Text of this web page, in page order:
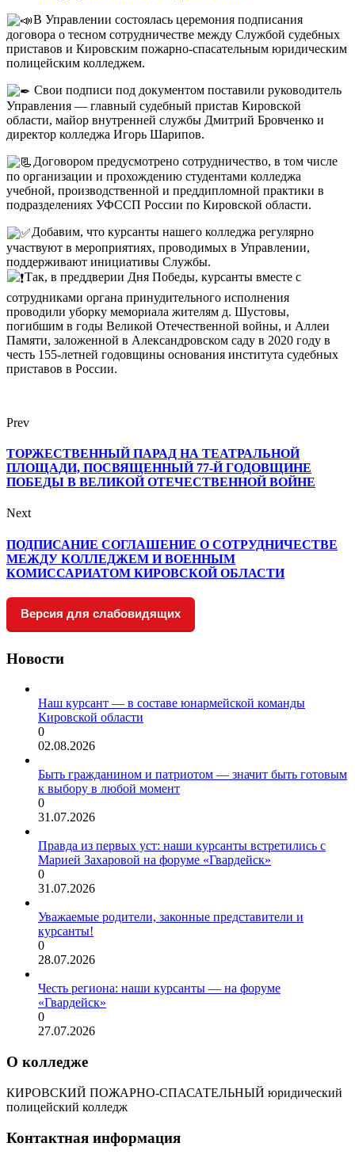
В Управлении состоялась церемония подписания
договора о тесном сотрудничестве между Службой судебных
приставов и Кировским пожарно-спасательным юридическим
полицейским колледжем.
Свои подписи под документом поставили руководитель
Управления — главный судебный пристав Кировской
области, майор внутренней службы Дмитрий Бровченко и
директор колледжа Игорь Шарипов.
Договором предусмотрено сотрудничество, в том числе
по организации и прохождению студентами колледжа
учебной, производственной и преддипломной практики в
подразделениях УФССП России по Кировской области.
Добавим, что курсанты нашего колледжа регулярно
участвуют в мероприятиях, проводимых в Управлении,
поддерживают инициативы Службы.
Так, в преддверии Дня Победы, курсанты вместе с
сотрудниками органа принудительного исполнения
проводили уборку мемориала жителям д. Шустовы,
погибшим в годы Великой Отечественной войны, и Аллеи
Памяти, заложенной в Александровском саду в 2020 году в
честь 155-летней годовщины основания института судебных
приставов в России.
Prev
ТОРЖЕСТВЕННЫЙ ПАРАД НА ТЕАТРАЛЬНОЙ
ПЛОЩАДИ, ПОСВЯЩЕННЫЙ 77-Й ГОДОВЩИНЕ
ПОБЕДЫ В ВЕЛИКОЙ ОТЕЧЕСТВЕННОЙ ВОЙНЕ
Next
ПОДПИСАНИЕ СОГЛАШЕНИЕ О СОТРУДНИЧЕСТВЕ
МЕЖДУ КОЛЛЕДЖЕМ И ВОЕННЫМ
КОМИССАРИАТОМ КИРОВСКОЙ ОБЛАСТИ
Версия для слабовидящих
Новости
Наш курсант — в составе юнармейской команды
Кировской области
0
02.08.2026
Быть гражданином и патриотом — значит быть готовым
к выбору в любой момент
0
31.07.2026
Правда из первых уст: наши курсанты встретились с
Марией Захаровой на форуме «Гвардейск»
0
31.07.2026
Уважаемые родители, законные представители и
курсанты!
0
28.07.2026
Честь региона: наши курсанты — на форуме
«Гвардейск»
0
27.07.2026
О колледже
КИРОВСКИЙ ПОЖАРНО-СПАСАТЕЛЬНЫЙ юридический
полицейский колледж
Контактная информация